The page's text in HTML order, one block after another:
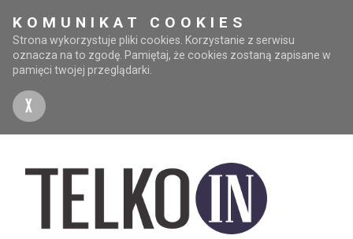
KOMUNIKAT COOKIES
Strona wykorzystuje pliki cookies. Korzystanie z serwisu
oznacza na to zgodę. Pamiętaj, że cookies zostaną zapisane w
pamięci twojej przeglądarki.
X